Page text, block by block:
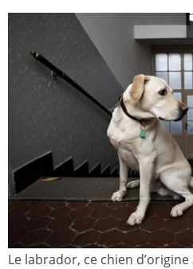
Le labrador, ce chien